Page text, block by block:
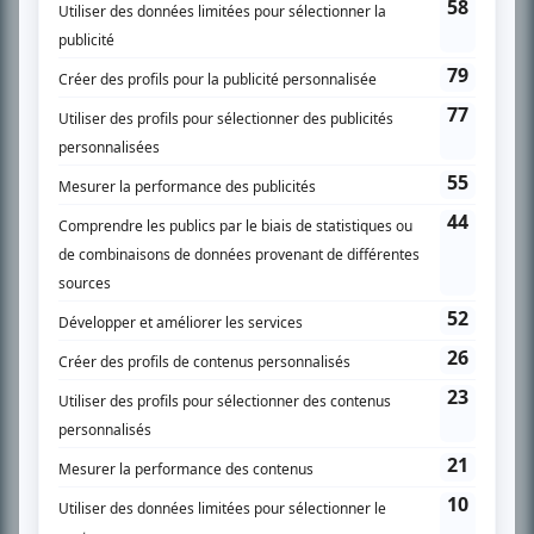
SUR LE RÉSEAU BIZZ MÉDIA
PLAN DU SITE
Accueil
Liste des oeuvres
Recherche avancée
À propos
Nous contacter
Termes et conditions
Politique de confidentialité
Gestion du consentement